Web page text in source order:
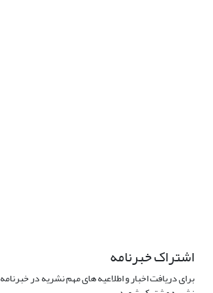
اشتراک خبرنامه
برای دریافت اخبار و اطلاعیه های مهم نشریه در خبرنامه